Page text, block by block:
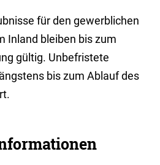
für den gewerblichen
Inland bleiben bis zum
gültig. Unbefristete
bis zum Ablauf des